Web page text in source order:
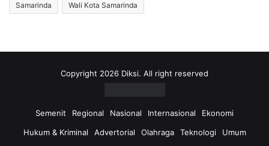
Samarinda Wali Kota Samarinda
Copyright 2026 Diksi. All right reserved
Semenit Regional Nasional Internasional
Ekonomi
Hukum & Kriminal
Advertorial Olahraga Teknologi
Umum